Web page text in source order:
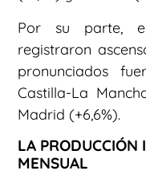
Por su parte,
registraron
pronunciados
Castilla-La
Madrid (+6,6%).
LA PRODUCCIÓN
MENSUAL